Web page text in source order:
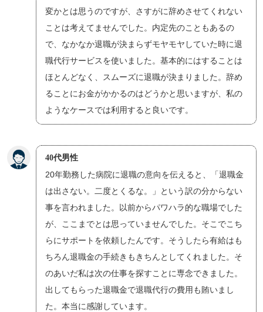
変かとは思うのですが、さすがに辞めさせてくれない
ことは考えてませんでした。内定先のこともあるの
で、なかなか退職が決まらずモヤモヤしていた時に退
職代行サービスを使いました。基本的にはすることは
ほとんどなく、スムーズに退職が決まりました。辞め
ることにお金がかかるのはどうかと思いますが、私の
ようなケースでは利用すると良いです。
40代男性
20年勤務した病院に退職の意向を伝えると、「退職金
は出さない。二度とくるな。」という訳の分からない
事を言われました。以前からパワハラ的な職場でした
が、ここまでとは思っていませんでした。そこでこち
らにサポートを依頼したんです。そうしたら有給はも
ちろん退職金の手続きもきちんとしてくれました。そ
のあいだ私は次の仕事を探すことに専念できました。
出してもらった退職金で退職代行の費用も賄いまし
た。本当に感謝しています。